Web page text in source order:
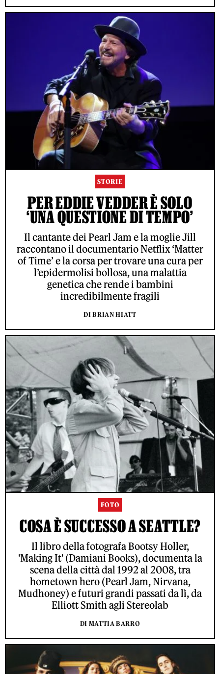
STORIE
PER EDDIE VEDDER È SOLO
‘UNA QUESTIONE DI TEMPO’
Il cantante dei Pearl Jam e la moglie Jill
raccontano il documentario Netflix ‘Matter
of Time’ e la corsa per trovare una cura per
l’epidermolisi bollosa, una malattia
genetica che rende i bambini
incredibilmente fragili
DI BRIAN HIATT
FOTO
COSA È SUCCESSO A SEATTLE?
Il libro della fotografa Bootsy Holler,
'Making It' (Damiani Books), documenta la
scena della città dal 1992 al 2008, tra
hometown hero (Pearl Jam, Nirvana,
Mudhoney) e futuri grandi passati da lì, da
Elliott Smith agli Stereolab
DI MATTIA BARRO